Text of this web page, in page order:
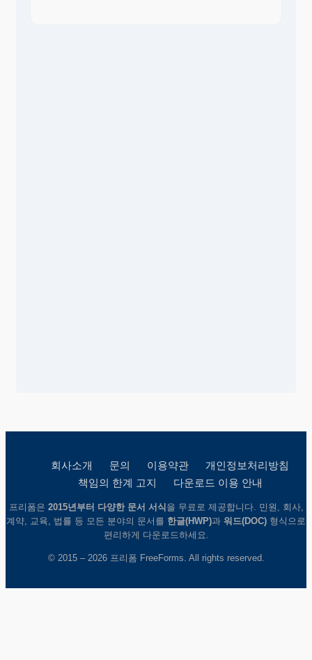
회사소개 문의 이용약관
개인정보처리방침
책임의 한계 고지
다운로드 이용 안내
프리폼은 2015년부터 다양한 문서 서식 을 무료로 제공합니다. 민원, 회사,
계약, 교육, 법률 등 모든 분야의 문서를 한글(HWP)과 워드(DOC) 형식으로
편리하게 다운로드하세요.
© 2015 – 2026 프리폼 FreeForms. All rights reserved.